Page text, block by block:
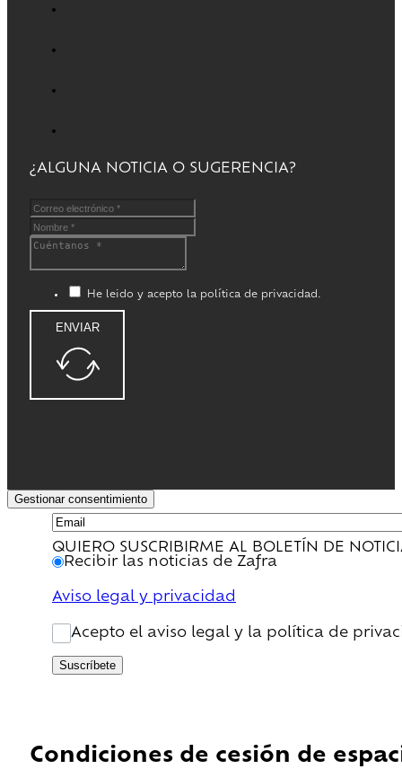
¿ALGUNA NOTICIA O SUGERENCIA?
He leido y acepto la política de privacidad.
ENVIAR
Gestionar consentimiento
QUIERO SUSCRIBIRME AL BOLETÍN DE
Recibir las noticias de Zafra
Aviso legal y privacidad
Acepto el aviso legal y la política de
Suscríbete
Condiciones de cesión de